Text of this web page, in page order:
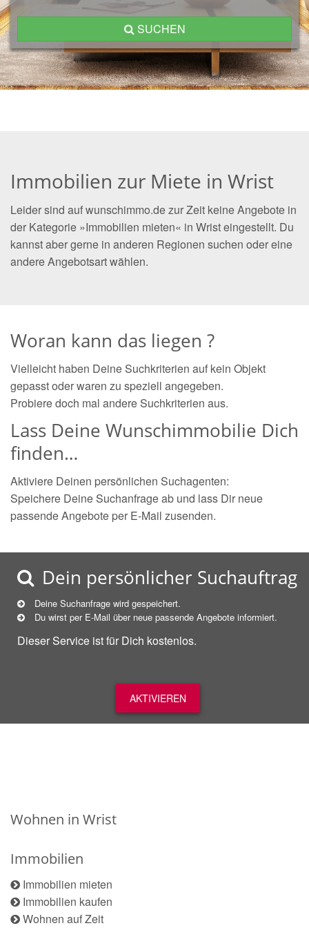
SUCHEN
Immobilien zur Miete in Wrist
Leider sind auf wunschimmo.de zur Zeit keine Angebote in
der Kategorie »Immobilien mieten« in Wrist eingestellt. Du
kannst aber gerne in anderen Regionen suchen oder eine
andere Angebotsart wählen.
Woran kann das liegen ?
Vielleicht haben Deine Suchkriterien auf kein Objekt
gepasst oder waren zu speziell angegeben.
Probiere doch mal andere Suchkriterien aus.
Lass Deine Wunschimmobilie Dich
finden…
Aktiviere Deinen persönlichen Suchagenten:
Speichere Deine Suchanfrage ab und lass Dir neue
passende Angebote per E-Mail zusenden.
Dein persönlicher Suchauftrag
Deine Suchanfrage wird gespeichert.
Du wirst per E-Mail über neue passende Angebote informiert.
Dieser Service ist für Dich kostenlos.
AKTIVIEREN
Wohnen in Wrist
Immobilien
Immobilien mieten
Immobilien kaufen
Wohnen auf Zeit